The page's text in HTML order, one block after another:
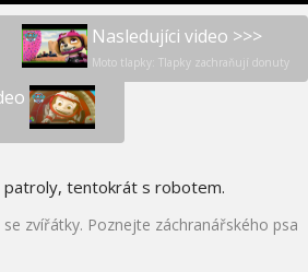
Nasledujíci video >>>
Moto tlapky: Tlapky zachraňují donuty
patroly, tentokrát s robotem.
zvířátky. Poznejte záchranářského psa